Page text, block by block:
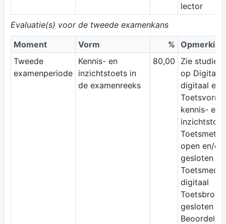
lector
Evaluatie(s) voor de tweede examenkans
Moment
Vorm % Opmerking
Tweede
examenperiode
Kennis- en
inzichtstoets in
de examenreeks
80,00
Zie
op Digitap;
digitaal
Toetsvorm:
kennis- en
open en/of
gesloten
digitaal
Toetsbron:
gesloten